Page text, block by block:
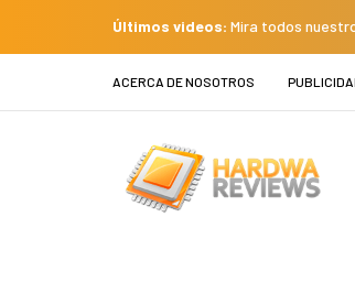
Últimos videos: Mira todos
ACERCA DE NOSOTROS